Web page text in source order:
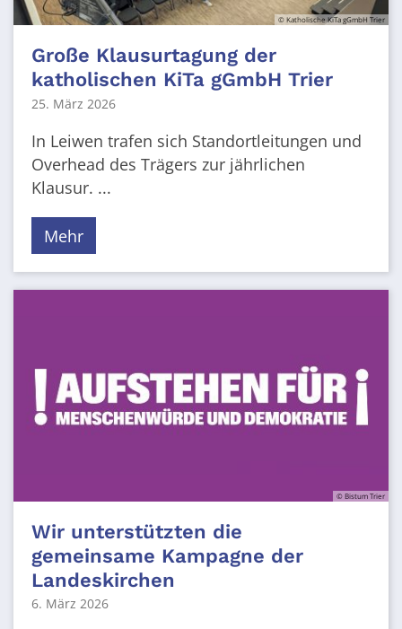
© Katholische KiTa gGmbH Trier
Große Klausurtagung der
katholischen KiTa gGmbH Trier
25. März 2026
In Leiwen trafen sich Standortleitungen und
Overhead des Trägers zur jährlichen
Klausur. ...
Mehr
© Bistum Trier
Wir unterstützten die
gemeinsame Kampagne der
Landeskirchen
6. März 2026